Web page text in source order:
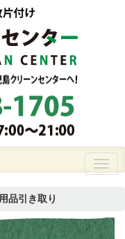
品引き取り